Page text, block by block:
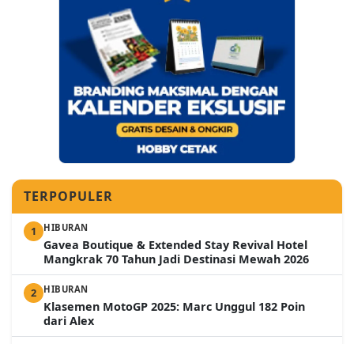
TERPOPULER
1 HIBURAN
Gavea Boutique & Extended Stay Revival Hotel
Mangkrak 70 Tahun Jadi Destinasi Mewah 2026
2 HIBURAN
Klasemen MotoGP 2025: Marc Unggul 182 Poin
dari Alex